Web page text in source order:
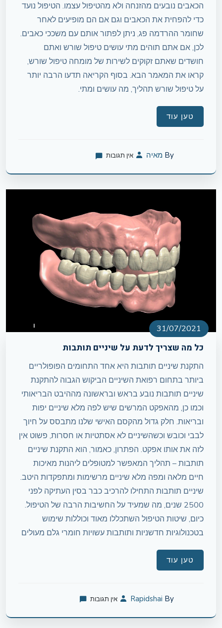
הכאבים נובעים מהזנחה ולא מהטיפול עצמו. הטיפול נועד
כדי להפחית את הכאבים וגם אם הם מופיעים לאחר
שחומר ההרדמה פג, ניתן לפתור אותם עם משככי כאבים.
לכן, אם אתם תוהים מתי עושים טיפול שורש ואתם
חושדים שאתם זקוקים לשירות של מומחה טיפול שורש,
קראו את המאמר הבא. בסוף הקריאה תדעו הרבה יותר
על טיפול שורש תהליך, מה עושים ומתי.
טען עוד
By מאיה אין תגובות
31/07/2021
כל מה שצריך לדעת על שיניים תותבות
התקנת שיניים תותבות היא אחד התחומים הפופולריים
ביותר בתחום רפואת השיניים הביקוש הגבוה להתקנת
שיניים תותבות נובע בראש ובראשונה מההיבט הבריאותי
וכמו כן, מהאפקט המרשים שיש לפה מלא שיניים יפות
ובריאות. חלק גדול מהקסם האישי שלנו מתבסס על חיוך
לבבי וכובש וכשהשיניים לא אסתטיות או חסרות, פשוט אין
לזה את אותו אפקט. הפתרון, כאמור, הוא התקנת שיניים
תותבות – תהליך המאפשר למטופלים ליהנות מאיכות
חיים מלאה ומפה מלא שיניים מרשימות ומתפקדות היטב.
שיניים תותבות התחילו להרכיב כבר בסין העתיקה לפני
2500 שנים, מה שמעיד על החשיבות הרבה של הטיפול.
כיום, שיטות הטיפול השתכללו מאוד וכוללות שימוש
בטכנולוגיות חדשניות ותותבות עשויות חומרי גלם מעולים
טען עוד
By
Rapidshai אין תגובות